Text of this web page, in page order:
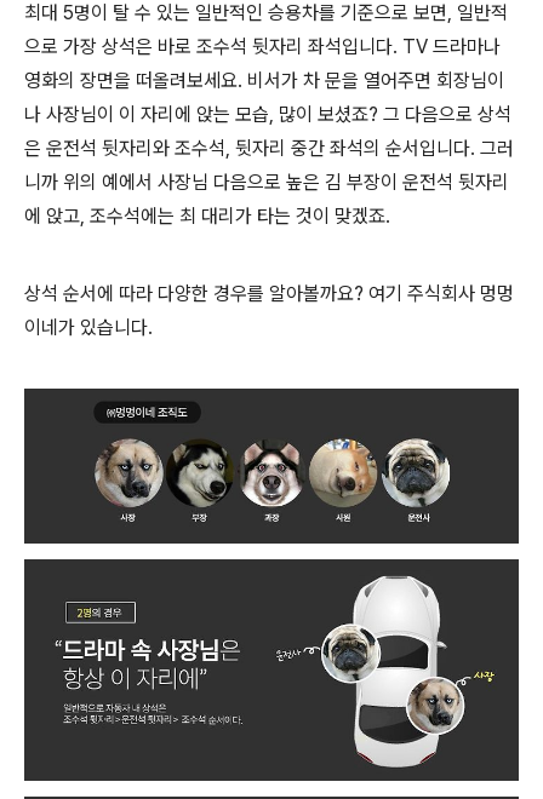
최대 5명이 탈 수 있는 일반적인 승용차를 기준으로 보면, 일반적
으로 가장 상석은 바로 조수석 뒷자리 좌석입니다. TV 드라마나
영화의 장면을 떠올려보세요. 비서가 차 문을 열어주면 회장님이
나 사장님이 이 자리에 앉는 모습, 많이 보셨죠? 그 다음으로 상석
은 운전석 뒷자리와 조수석, 뒷자리 중간 좌석의 순서입니다. 그러
니까 위의 예에서 사장님 다음으로 높은 김 부장이 운전석 뒷자리
에 앉고, 조수석에는 최 대리가 타는 것이 맞겠죠.
상석 순서에 따라 다양한 경우를 알아볼까요? 여기 주식회사 멍멍
이네가 있습니다.